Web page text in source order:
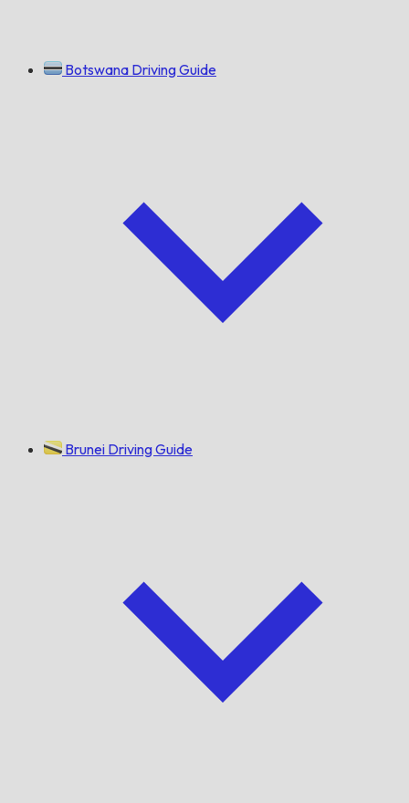
Botswana Driving Guide
Brunei Driving Guide